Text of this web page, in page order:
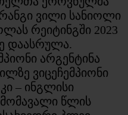
ვილი სანიოლი
რეიტინგში 2023
დაასრულა.
არგენტინა
ვიცეჩემპიონი
– ინგლისი
წლის